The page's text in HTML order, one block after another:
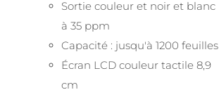
Sortie couleur et noir et blanc
à 35 ppm
Capacité : jusqu'à 1200 feuilles
Écran LCD couleur tactile 8,9
cm